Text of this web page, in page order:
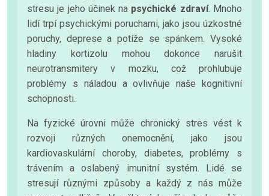
stresu je jeho účinek na psychické zdraví. Mnoho
lidí trpí psychickými poruchami, jako jsou úzkostné
poruchy, deprese a potíže se spánkem. Vysoké
hladiny kortizolu mohou dokonce narušit
neurotransmitery v mozku, což prohlubuje
problémy s náladou a ovlivňuje naše kognitivní
schopnosti.
Na fyzické úrovni může chronický stres vést k
rozvoji různých onemocnění, jako jsou
kardiovaskulární choroby, diabetes, problémy s
trávením a oslabený imunitní systém. Lidé se
stresují různými způsoby a každý z nás může